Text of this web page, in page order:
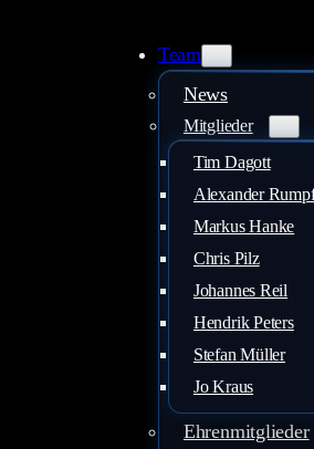
Team
News
Mitglieder
Tim Dagott
Alexander
Markus Hanke
Chris Pilz
Johannes Reil
Hendrik Peters
Stefan Müller
Jo Kraus
Ehrenmitglieder